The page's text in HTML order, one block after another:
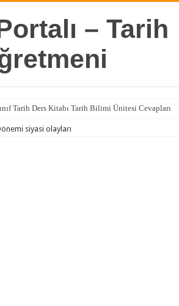
Tarih Ders Kitabı Tarih Bilimi Ünitesi Cevapları
siyasi olayları